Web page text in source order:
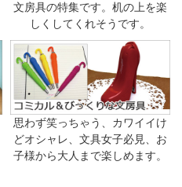
文房具の特集です。机の上を楽
しくしてくれそうです。
思わず笑っちゃう、カワイイけ
どオシャレ、文具女子必見、お
子様から大人まで楽しめます。